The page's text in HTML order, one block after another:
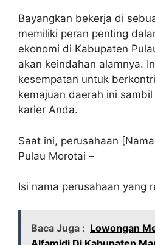
Bayangkan bekerja di
memiliki peran penting
ekonomi di Kabupaten
akan keindahan alamnya.
kesempatan untuk
kemajuan daerah ini
karier Anda.
Saat ini, perusahaan
Pulau Morotai –
Isi nama perusahaan yang
Baca Juga : Lowongan